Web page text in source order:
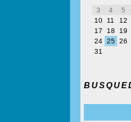
3
4 5
10
11 12
17
18 19
24 25 26
31